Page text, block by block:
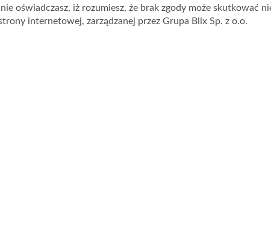
oświadczasz, iż rozumiesz, że brak zgody może skutkować
internetowej, zarządzanej przez Grupa Blix Sp. z o.o.